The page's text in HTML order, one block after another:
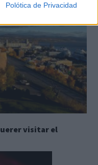
Polótica de Privacidad
visitar el